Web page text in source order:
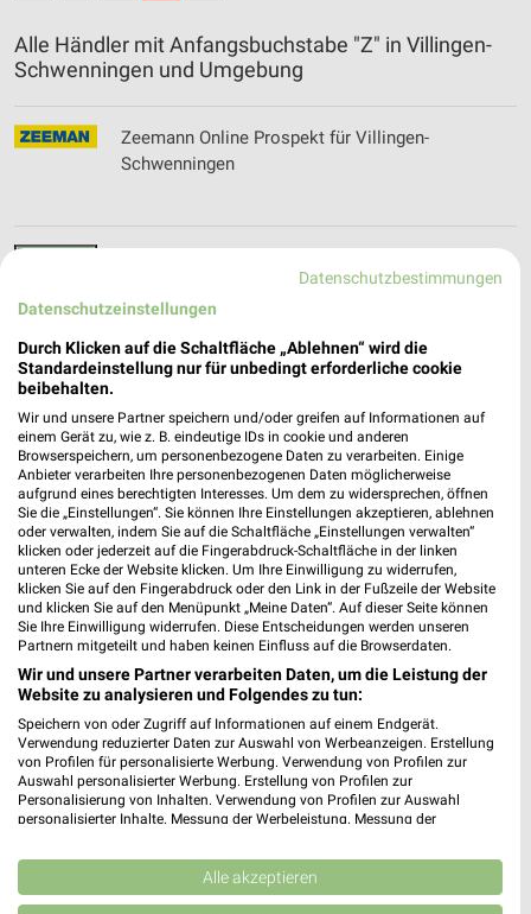
Alle Händler mit Anfangsbuchstabe "Z" in Villingen-
Schwenningen und Umgebung
Zeemann Online Prospekt für Villingen-
Schwenningen
ZOO & Co. - aktueller Prospekt mit Angeboten
Noch mehr Angebote in
der weekli App!
Jetzt kostenlos laden
Datenschutzbestimmungen
Datenschutzeinstellungen
Durch Klicken auf die Schaltfläche „Ablehnen“ wird die
Standardeinstellung nur für unbedingt erforderliche cookie
beibehalten.
Wir und unsere Partner speichern und/oder greifen auf Informationen auf
einem Gerät zu, wie z. B. eindeutige IDs in cookie und anderen
Browserspeichern, um personenbezogene Daten zu verarbeiten. Einige
Anbieter verarbeiten Ihre personenbezogenen Daten möglicherweise
aufgrund eines berechtigten Interesses. Um dem zu widersprechen, öffnen
Sie die „Einstellungen“. Sie können Ihre Einstellungen akzeptieren, ablehnen
oder verwalten, indem Sie auf die Schaltfläche „Einstellungen verwalten“
klicken oder jederzeit auf die Fingerabdruck-Schaltfläche in der linken
unteren Ecke der Website klicken. Um Ihre Einwilligung zu widerrufen,
klicken Sie auf den Fingerabdruck oder den Link in der Fußzeile der Website
und klicken Sie auf den Menüpunkt „Meine Daten“. Auf dieser Seite können
Sie Ihre Einwilligung widerrufen. Diese Entscheidungen werden unseren
Partnern mitgeteilt und haben keinen Einfluss auf die Browserdaten.
Wir und unsere Partner verarbeiten Daten, um die Leistung der
Website zu analysieren und Folgendes zu tun:
Speichern von oder Zugriff auf Informationen auf einem Endgerät.
Verwendung reduzierter Daten zur Auswahl von Werbeanzeigen. Erstellung
von Profilen für personalisierte Werbung. Verwendung von Profilen zur
Auswahl personalisierter Werbung. Erstellung von Profilen zur
Personalisierung von Inhalten. Verwendung von Profilen zur Auswahl
personalisierter Inhalte. Messung der Werbeleistung. Messung der
Kombinationen von Daten aus verschiedenen Quellen. Entwicklung und
Verbesserung der Angebote. Verwendung reduzierter Daten zur Auswahl
von Inhalten.
Alle akzeptieren